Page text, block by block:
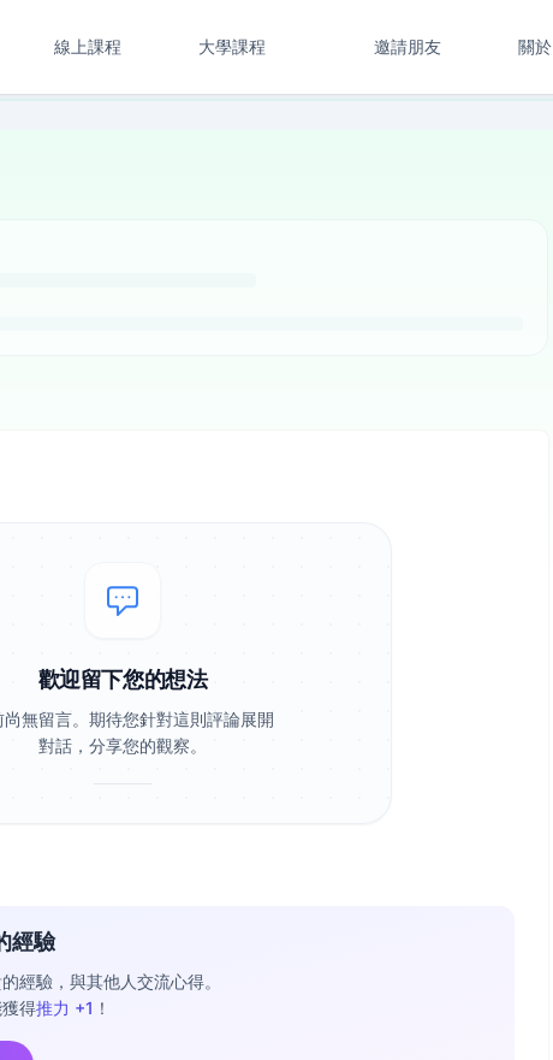
線上課程 大學課程 邀請朋友 關於
歡迎留下您的想法
尚無留言。期待您針對這則評論展開
對話，分享您的觀察。
經驗
經驗，與其他人交流心得。
得推力 +1 ！